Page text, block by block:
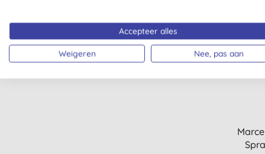
Accepteer alles
Weigeren Nee, pas aan